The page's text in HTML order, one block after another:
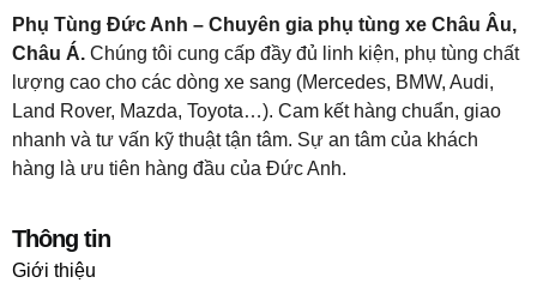
Phụ Tùng Đức Anh – Chuyên gia phụ tùng xe Châu Âu,
Châu Á. Chúng tôi cung cấp đầy đủ linh kiện, phụ tùng chất
lượng cao cho các dòng xe sang (Mercedes, BMW, Audi,
Land Rover, Mazda, Toyota…). Cam kết hàng chuẩn, giao
nhanh và tư vấn kỹ thuật tận tâm. Sự an tâm của khách
hàng là ưu tiên hàng đầu của Đức Anh.
Thông tin
Giới thiệu